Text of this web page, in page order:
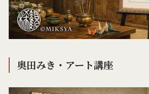
奥田みき・アート講座